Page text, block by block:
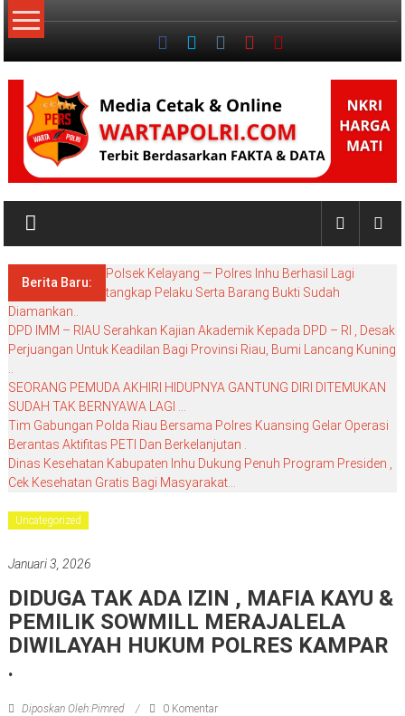
Lompat
ke
NKRI
BlogBerita Baru:
Polsek Kelayang — Polres Inhu Berhasil Lagi
tangkap Pelaku Serta Barang Bukti Sudah
Diamankan..
DPD IMM – RIAU Serahkan Kajian Akademik Kepada DPD – RI , Desak
Perjuangan Untuk Keadilan Bagi Provinsi Riau, Bumi Lancang Kuning
SEORANG PEMUDA AKHIRI HIDUPNYA GANTUNG DIRI DITEMUKAN
SUDAH TAK BERNYAWA LAGI …
Tim Gabungan Polda Riau Bersama Polres Kuansing Gelar Operasi
Berantas Aktifitas PETI Dan Berkelanjutan .
Dinas Kesehatan Kabupaten Inhu Dukung Penuh Program Presiden ,
Cek Kesehatan Gratis Bagi Masyarakat…
Uncategorized
Januari 3, 2026
DIDUGA TAK ADA IZIN , MAFIA KAYU &
PEMILIK SOWMILL MERAJALELA
DIWILAYAH HUKUM POLRES KAMPAR
.
Diposkan Oleh:Pimred 0 Komentar